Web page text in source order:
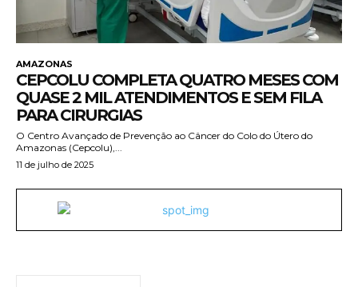
AMAZONAS
CEPCOLU COMPLETA QUATRO MESES COM
QUASE 2 MIL ATENDIMENTOS E SEM FILA
PARA CIRURGIAS
O Centro Avançado de Prevenção ao Câncer do Colo do Útero do
Amazonas (Cepcolu),...
11 de julho de 2025